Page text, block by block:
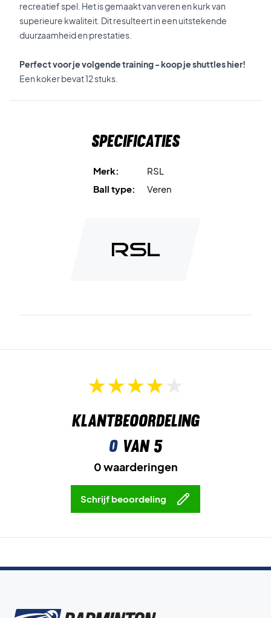
recreatief spel. Het is gemaakt van veren en kurk van
superieure kwaliteit. Dit resulteert in een uitstekende
duurzaamheid en prestaties.
Perfect voor je volgende training - koop je shuttles hier!
Een koker bevat 12 stuks.
Specificaties
Merk:
RSL
Ball type:
Veren
Klantbeoordeling
0van 5
0 waarderingen
Schrijf beoordeling